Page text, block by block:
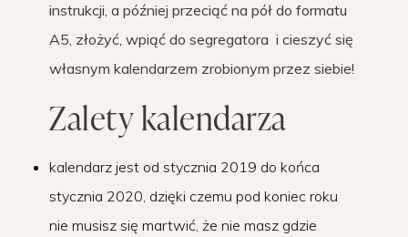
instrukcji, a później przeciąć na pół do formatu
A5, złożyć, wpiąć do segregatora i cieszyć się
własnym kalendarzem zrobionym przez siebie!
Zalety kalendarza
kalendarz jest od stycznia 2019 do końca
stycznia 2020, dzięki czemu pod koniec roku
nie musisz się martwić, że nie masz gdzie